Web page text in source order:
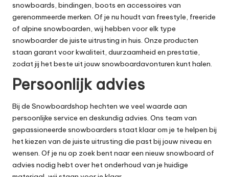
snowboards, bindingen, boots en accessoires van
gerenommeerde merken. Of je nu houdt van freestyle, freeride
of alpine snowboarden, wij hebben voor elk type
snowboarder de juiste uitrusting in huis. Onze producten
staan garant voor kwaliteit, duurzaamheid en prestatie,
zodat jij het beste uit jouw snowboardavonturen kunt halen.
Persoonlijk advies
Bij de Snowboardshop hechten we veel waarde aan
persoonlijke service en deskundig advies. Ons team van
gepassioneerde snowboarders staat klaar om je te helpen bij
het kiezen van de juiste uitrusting die past bij jouw niveau en
wensen. Of je nu op zoek bent naar een nieuw snowboard of
advies nodig hebt over het onderhoud van je huidige